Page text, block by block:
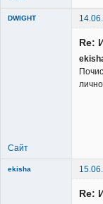
DWIGHT
Re:
Сайт
ekisha
Re: